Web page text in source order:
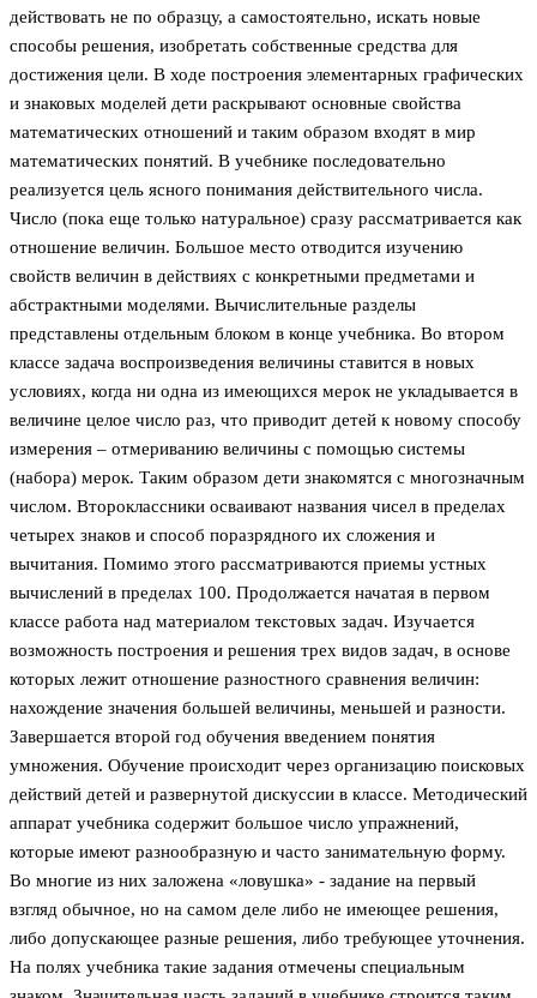
действовать не по образцу, а самостоятельно, искать новые
способы решения, изобретать собственные средства для
достижения цели. В ходе построения элементарных графических
и знаковых моделей дети раскрывают основные свойства
математических отношений и таким образом входят в мир
математических понятий. В учебнике последовательно
реализуется цель ясного понимания действительного числа.
Число (пока еще только натуральное) сразу рассматривается как
отношение величин. Большое место отводится изучению
свойств величин в действиях с конкретными предметами и
абстрактными моделями. Вычислительные разделы
представлены отдельным блоком в конце учебника. Во втором
классе задача воспроизведения величины ставится в новых
условиях, когда ни одна из имеющихся мерок не укладывается в
величине целое число раз, что приводит детей к новому способу
измерения – отмериванию величины с помощью системы
(набора) мерок. Таким образом дети знакомятся с многозначным
числом. Второклассники осваивают названия чисел в пределах
четырех знаков и способ поразрядного их сложения и
вычитания. Помимо этого рассматриваются приемы устных
вычислений в пределах 100. Продолжается начатая в первом
классе работа над материалом текстовых задач. Изучается
возможность построения и решения трех видов задач, в основе
которых лежит отношение разностного сравнения величин:
нахождение значения большей величины, меньшей и разности.
Завершается второй год обучения введением понятия
умножения. Обучение происходит через организацию поисковых
действий детей и развернутой дискуссии в классе. Методический
аппарат учебника содержит большое число упражнений,
которые имеют разнообразную и часто занимательную форму.
Во многие из них заложена «ловушка» - задание на первый
взгляд обычное, но на самом деле либо не имеющее решения,
либо допускающее разные решения, либо требующее уточнения.
На полях учебника такие задания отмечены специальным